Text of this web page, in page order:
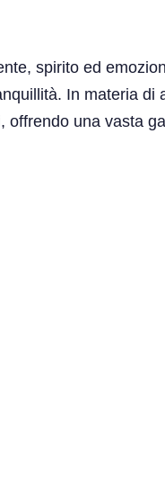
spirito ed
In materia di
una vasta